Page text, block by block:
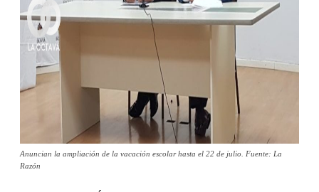
Anuncian la ampliación de la vacación escolar hasta el 22 de julio. Fuente: La
Razón